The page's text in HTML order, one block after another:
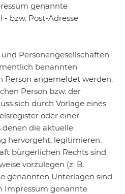
genannte
bzw. Post-Adresse
Personengesellschaften
benannten
angemeldet werden.
Person bzw. der
sich durch Vorlage eines
oder einer
denen die aktuelle
hervorgeht, legitimieren.
bürgerlichen Rechts sind
vorzulegen (z. B.
genannten Unterlagen sind
Impressum genannte